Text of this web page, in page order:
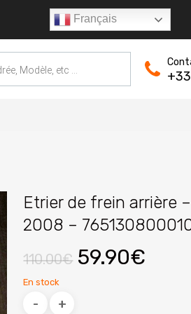
Français
Etrier de frein arrière
2008 –
110.00€ Le
59.90€
En stock